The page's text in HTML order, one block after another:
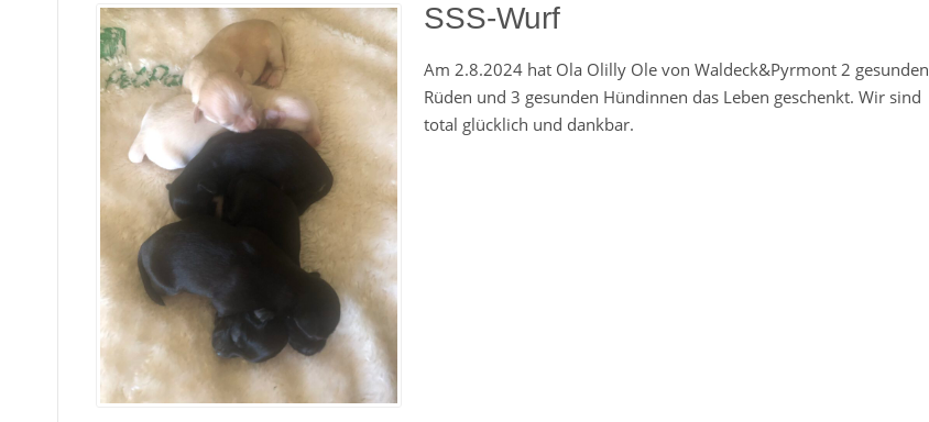
SSS-Wurf
Am 2.8.2024 hat Ola Olilly Ole von Waldeck&Pyrmont 2 gesunden
Rüden und 3 gesunden Hündinnen das Leben geschenkt. Wir sind
total glücklich und dankbar.